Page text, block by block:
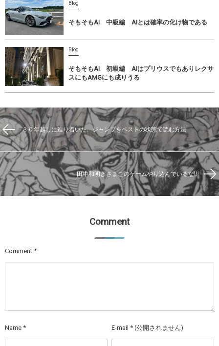
Blog
そもそもAI 中級編 AIとは確率の化け物である
Blog
そもそもAI 初級編 AIはプリウスでもありレクサ
スにもAMGにも成りうる
３０年越しに辿り着いた、ジャンプをベストの状態で読む方法
田中和明きさまこのゲームやり込んでいるな‼
Comment
Comment *
Name * E-mail * (公開されません)